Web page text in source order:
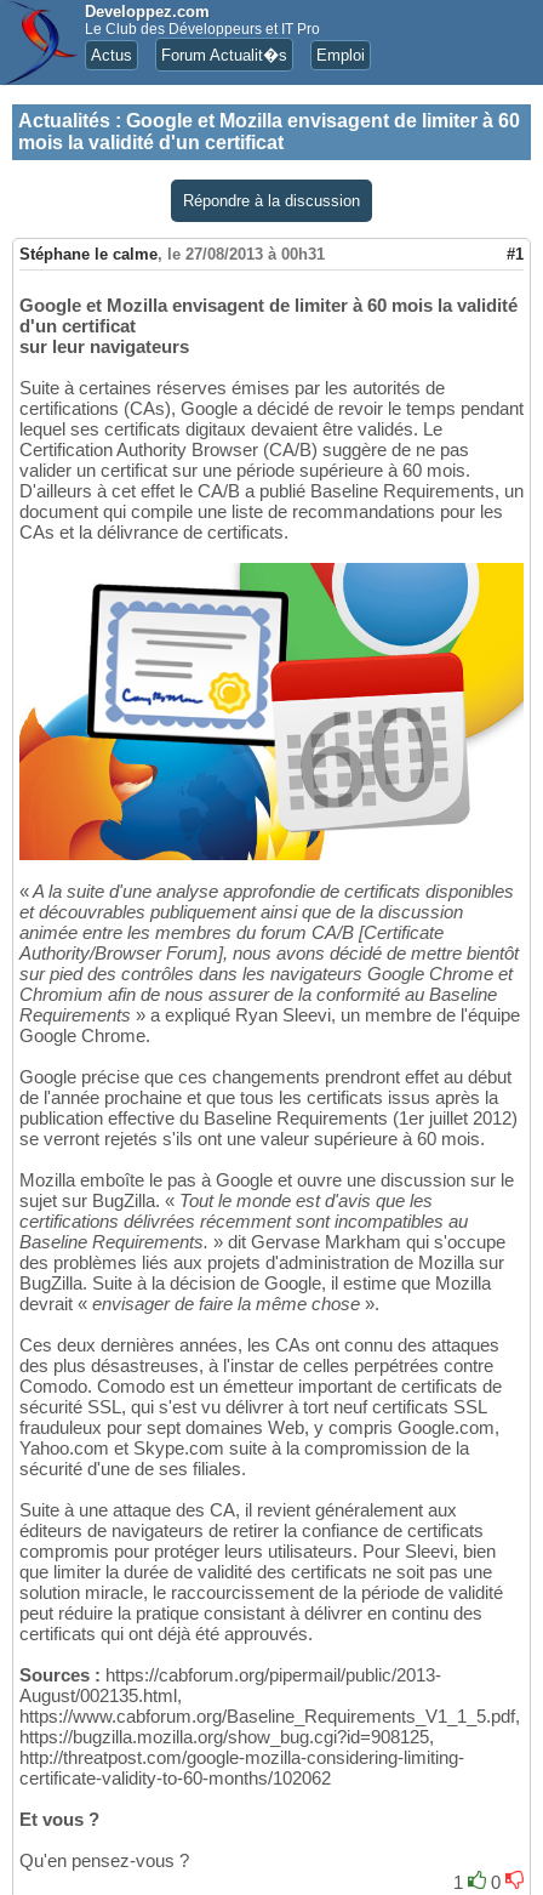
Developpez.com
Le Club des Développeurs et IT Pro
Actus Forum Actualit�s Emploi
Actualités : Google et Mozilla envisagent de limiter à 60
mois la validité d'un certificat
Répondre à la discussion
Stéphane le calme, le 27/08/2013 à 00h31 #1
Google et Mozilla envisagent de limiter à 60 mois la validité
d'un certificat
sur leur navigateurs
Suite à certaines réserves émises par les autorités de
certifications (CAs), Google a décidé de revoir le temps pendant
lequel ses certificats digitaux devaient être validés. Le
Certification Authority Browser (CA/B) suggère de ne pas
valider un certificat sur une période supérieure à 60 mois.
D'ailleurs à cet effet le CA/B a publié Baseline Requirements, un
document qui compile une liste de recommandations pour les
CAs et la délivrance de certificats.
«A la suite d'une analyse approfondie de certificats disponibles
et découvrables publiquement ainsi que de la discussion
animée entre les membres du forum CA/B [Certificate
Authority/Browser Forum], nous avons décidé de mettre bientôt
sur pied des contrôles dans les navigateurs Google Chrome et
Chromium afin de nous assurer de la conformité au Baseline
Requirements » a expliqué Ryan Sleevi, un membre de l'équipe
Google Chrome.
Google précise que ces changements prendront effet au début
de l'année prochaine et que tous les certificats issus après la
publication effective du Baseline Requirements (1er juillet 2012)
se verront rejetés s'ils ont une valeur supérieure à 60 mois.
Mozilla emboîte le pas à Google et ouvre une discussion sur le
sujet sur BugZilla. « Tout le monde est d'avis que les
certifications délivrées récemment sont incompatibles au
Baseline Requirements. » dit Gervase Markham qui s'occupe
des problèmes liés aux projets d'administration de Mozilla sur
BugZilla. Suite à la décision de Google, il estime que Mozilla
devrait « envisager de faire la même chose ».
Ces deux dernières années, les CAs ont connu des attaques
des plus désastreuses, à l'instar de celles perpétrées contre
Comodo. Comodo est un émetteur important de certificats de
sécurité SSL, qui s'est vu délivrer à tort neuf certificats SSL
frauduleux pour sept domaines Web, y compris Google.com,
Yahoo.com et Skype.com suite à la compromission de la
sécurité d'une de ses filiales.
Suite à une attaque des CA, il revient généralement aux
éditeurs de navigateurs de retirer la confiance de certificats
compromis pour protéger leurs utilisateurs. Pour Sleevi, bien
que limiter la durée de validité des certificats ne soit pas une
solution miracle, le raccourcissement de la période de validité
peut réduire la pratique consistant à délivrer en continu des
certificats qui ont déjà été approuvés.
Sources : https://cabforum.org/pipermail/public/2013-
August/002135.html,
https://www.cabforum.org/Baseline_Requirements_V1_1_5.pdf,
https://bugzilla.mozilla.org/show_bug.cgi?id=908125,
http://threatpost.com/google-mozilla-considering-limiting-
certificate-validity-to-60-months/102062
Et vous ?
Qu'en pensez-vous ?
1
0